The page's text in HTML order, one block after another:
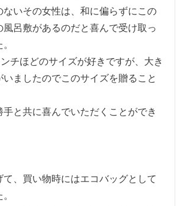
ないその女性は、和に偏らずにこの
風呂敷があるのだと喜んで受け取っ
チほどのサイズが好きですが、大き
いましたのでこのサイズを贈ること
手と共に喜んでいただくことができ
、買い物時にはエコバッグとして